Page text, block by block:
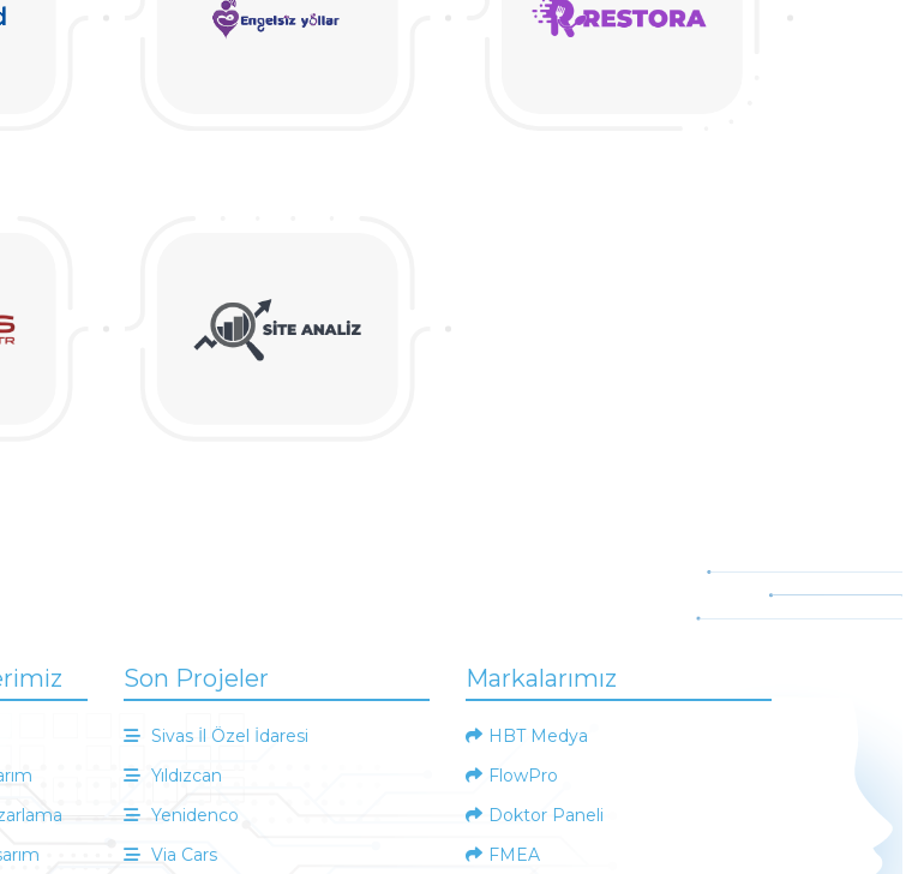
Son Projeler
Sivas İl Özel İdaresi
Yıldızcan
Yenidenco
Via Cars
Markalarımız
HBT Medya
FlowPro
Doktor Paneli
FMEA